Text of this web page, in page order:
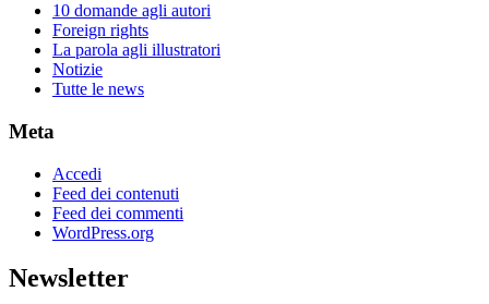
10 domande agli autori
Foreign rights
La parola agli illustratori
Notizie
Tutte le news
Meta
Accedi
Feed dei contenuti
Feed dei commenti
WordPress.org
Newsletter